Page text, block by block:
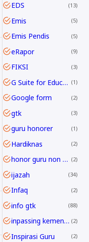
EDS 13
Emis 5
Emis Pendis 5
eRapor 9
FIKSI 3
G Suite for Education 1
Google form 2
gtk 3
guru honorer 1
Hardiknas 2
honor guru non ASN 2
ijazah 34
Infaq 2
info gtk 88
inpassing kemenag 2
Inspirasi Guru 2